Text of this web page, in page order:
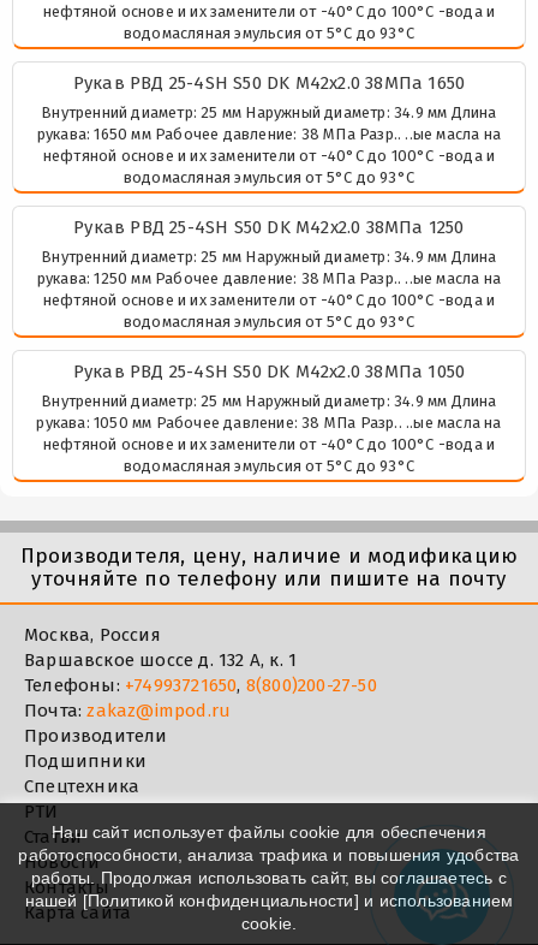
нефтяной основе и их заменители от -40°C до 100°C -вода и
водомасляная эмульсия от 5°C до 93°C
Рукав РВД 25-4SH S50 DK М42х2.0 38МПа 1650
Внутренний диаметр: 25 мм Наружный диаметр: 34.9 мм Длина
рукава: 1650 мм Рабочее давление: 38 МПа Разр.. ..ые масла на
нефтяной основе и их заменители от -40°C до 100°C -вода и
водомасляная эмульсия от 5°C до 93°C
Рукав РВД 25-4SH S50 DK М42х2.0 38МПа 1250
Внутренний диаметр: 25 мм Наружный диаметр: 34.9 мм Длина
рукава: 1250 мм Рабочее давление: 38 МПа Разр.. ..ые масла на
нефтяной основе и их заменители от -40°C до 100°C -вода и
водомасляная эмульсия от 5°C до 93°C
Рукав РВД 25-4SH S50 DK М42х2.0 38МПа 1050
Внутренний диаметр: 25 мм Наружный диаметр: 34.9 мм Длина
рукава: 1050 мм Рабочее давление: 38 МПа Разр.. ..ые масла на
нефтяной основе и их заменители от -40°C до 100°C -вода и
водомасляная эмульсия от 5°C до 93°C
Производителя, цену, наличие и модификацию
уточняйте по телефону или пишите на почту
Москва, Россия
Варшавское шоссе д. 132 А, к. 1
Телефоны: +74993721650, 8(800)200-27-50
Почта:zakaz@impod.ru
Производители
Подшипники
Спецтехника
РТИ
Статьи
Новости
Контакты
Карта сайта
Наш сайт использует файлы cookie для обеспечения
работоспособности, анализа трафика и повышения удобства
работы. Продолжая использовать сайт, вы соглашаетесь с
нашей [Политикой конфиденциальности] и использованием
cookie.